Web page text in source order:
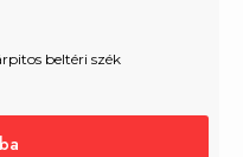
beltéri szék